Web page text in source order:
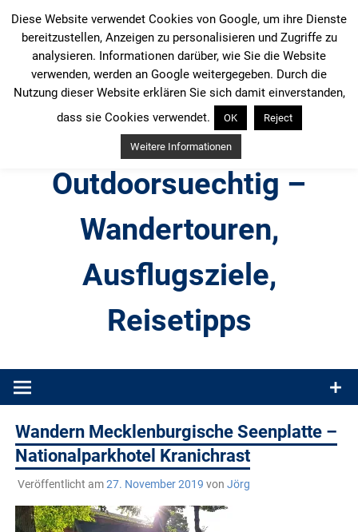
Inhalt
springen
Outdoorsuechtig –
Wandertouren,
Ausflugsziele,
Reisetipps
Produkttests und Buchrezensionen. Ein Blog für alle, die gern
Wandern Mecklenburgische Seenplatte –
Nationalparkhotel Kranichrast
Veröffentlicht am27. November 2019 von Jörg
Diese Website verwendet Cookies von Google, um ihre Dienste
bereitzustellen, Anzeigen zu personalisieren und Zugriffe zu
analysieren. Informationen darüber, wie Sie die Website
verwenden, werden an Google weitergegeben. Durch die
Nutzung dieser Website erklären Sie sich damit einverstanden,
dass sie Cookies verwendet.
OK Reject
Weitere Informationen